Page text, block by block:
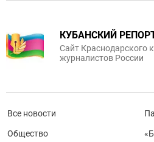
КУБАНСКИЙ
Сайт Краснодарского
журналистов России
Все новости
Общество